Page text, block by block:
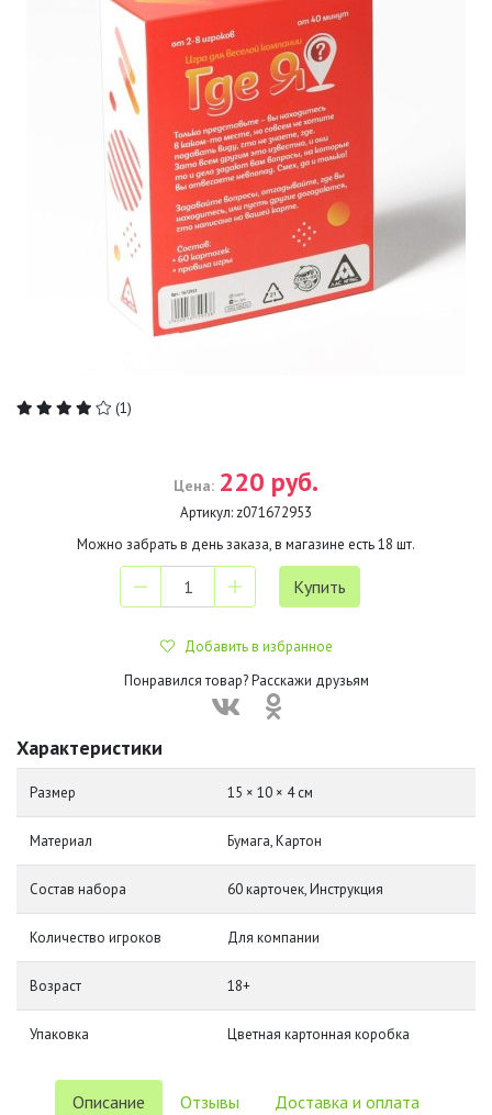
(1)
Цена: 220 руб.
Артикул: z071672953
Можно забрать в день заказа, в магазине есть18 шт.
Добавить в избранное
Понравился товар? Расскажи друзьям
Характеристики
Размер 15 × 10 × 4 см
Материал Бумага, Картон
Состав набора 60 карточек, Инструкция
Количество игроков Для компании
Возраст 18+
Упаковка Цветная картонная коробка
Описание Отзывы Доставка и оплата